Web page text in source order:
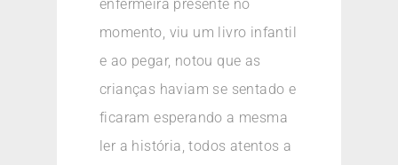
enfermeira presente no
momento, viu um livro infantil
e ao pegar, notou que as
crianças haviam se sentado e
ficaram esperando a mesma
ler a história, todos atentos a